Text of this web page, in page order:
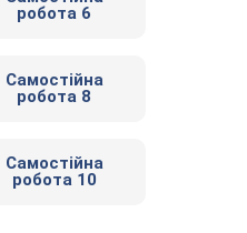
робота 6
Самостійна
робота 8
Самостійна
робота 10